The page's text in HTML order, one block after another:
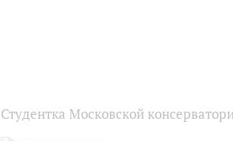
Студентка Московской